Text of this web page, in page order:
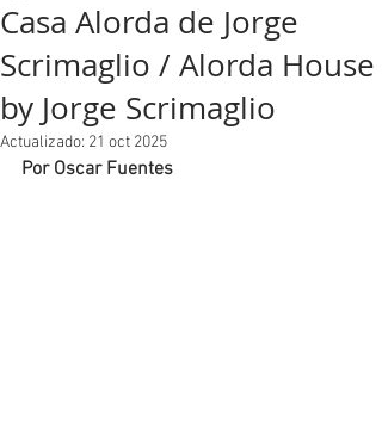
Casa Alorda de Jorge
Scrimaglio / Alorda House
by Jorge Scrimaglio
Actualizado: 21 oct 2025
Por Oscar Fuentes